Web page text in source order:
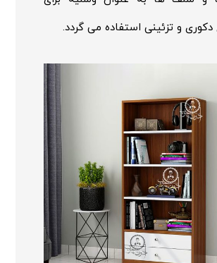
دکوری و تزئینی استفاده می گردد.